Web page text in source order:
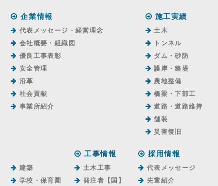
企業情報
代表メッセージ・経営理念
会社概要・組織図
優良工事表彰
安全管理
沿革
社会貢献
事業所紹介
施工実績
土木
トンネル
ダム・砂防
護岸・築堤
農地整備
橋梁・下部工
道路・道路維持
舗装
災害復旧
建築
学校・保育園
工事情報
土木工事
発注者【国】
採用情報
代表メッセージ
先輩紹介